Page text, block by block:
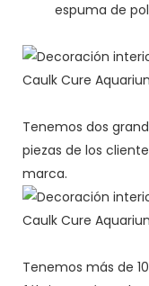
espuma de
Tenemos dos
piezas de los
marca.
Tenemos más de